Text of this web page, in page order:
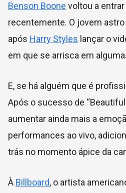
Benson Boone voltou a
recentemente. O jovem
após Harry Styles lançar o
em que se arrisca em
E, se há alguém que é
Após o sucesso de
aumentar ainda mais a
performances ao vivo,
trás no momento ápice da
À Billboard, o artista